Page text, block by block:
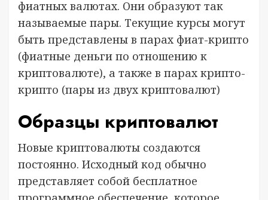
фиатных валютах. Они образуют так
называемые пары. Текущие курсы могут
быть представлены в парах фиат-крипто
(фиатные деньги по отношению к
криптовалюте), а также в парах крипто-
крипто (пары из двух криптовалют)
Образцы криптовалют
Новые криптовалюты создаются
постоянно. Исходный код обычно
представляет собой бесплатное